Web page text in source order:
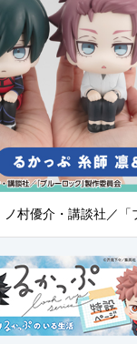
ノ村優介・講談社／